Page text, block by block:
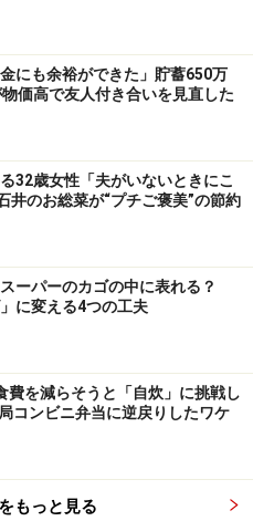
ると17立方メートルにな
では、2人世帯の使用量が
20.8立方メートル、4人世
、4人世帯のガイドの家で
できていると言えます。
、水道と下水道にわかれ、
があります。基本料金を超
道代も増えていくので、節
ります。おふろの残り湯を
いせずに食器洗い乾燥機を
使う等の努力をしていけ
にできるでしょう。他は口
あるので、まだしていな
いです。
金にも余裕ができた」貯蓄650万
価高で友人付き合いを見直した
32歳女性「夫がいないときにこ
井のお総菜が“プチご褒美”の節約
ーパーのカゴの中に表れる？
」に変える4つの工夫
費を減らそうと「自炊」に挑戦し
コンビニ弁当に逆戻りしたワケ
もっと見る